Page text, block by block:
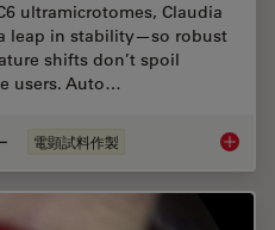
ultramicrotomes, Claudia
leap in stability—so robust
shifts don’t spoil
users. Auto…
電顕試料作製